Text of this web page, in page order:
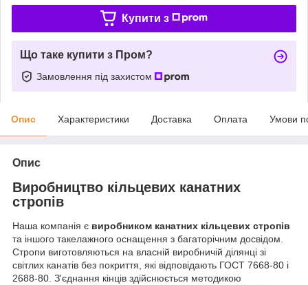
Купити з
Що таке купити з Пром?
Замовлення під захистом
Опис Характеристики Доставка Оплата Умови
Опис
Виробництво кільцевих канатних
стропів
Наша компанія є виробником канатних кільцевих стропів
та іншого такелажного оснащення з багаторічним досвідом.
Стропи виготовляються на власній виробничій ділянці зі
світлих канатів без покриття, які відповідають ГОСТ 7668-80 і
2688-80. З'єднання кінців здійснюється методикою